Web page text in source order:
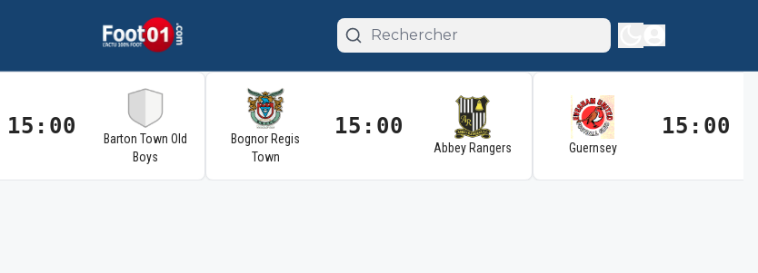
15:00
Barton Town Old
Boys
Bognor Regis
Town
15:00
Abbey Rangers Guernsey
15:00